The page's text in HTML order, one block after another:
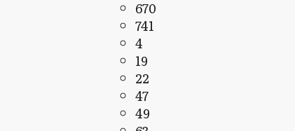
670
741
4
19
22
47
49